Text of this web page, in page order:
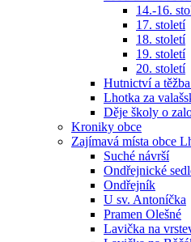
14.-16.
17. století
18. století
19. století
20. století
Hutnictví a
Lhotka za
Děje školy o
Kroniky obce
Zajímavá místa obce
Suché návrší
Ondřejnické
Ondřejník
U sv. Antoníčka
Pramen Olešné
Lavička na